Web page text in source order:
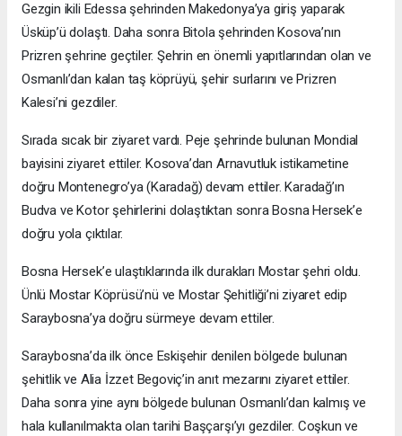
Gezgin ikili Edessa şehrinden Makedonya’ya giriş yaparak
Üsküp’ü dolaştı. Daha sonra Bitola şehrinden Kosova’nın
Prizren şehrine geçtiler. Şehrin en önemli yapıtlarından olan ve
Osmanlı’dan kalan taş köprüyü, şehir surlarını ve Prizren
Kalesi’ni gezdiler.
Sırada sıcak bir ziyaret vardı. Peje şehrinde bulunan Mondial
bayisini ziyaret ettiler. Kosova’dan Arnavutluk istikametine
doğru Montenegro’ya (Karadağ) devam ettiler. Karadağ’ın
Budva ve Kotor şehirlerini dolaştıktan sonra Bosna Hersek’e
doğru yola çıktılar.
Bosna Hersek’e ulaştıklarında ilk durakları Mostar şehri oldu.
Ünlü Mostar Köprüsü’nü ve Mostar Şehitliği’ni ziyaret edip
Saraybosna’ya doğru sürmeye devam ettiler.
Saraybosna’da ilk önce Eskişehir denilen bölgede bulunan
şehitlik ve Alia İzzet Begoviç’in anıt mezarını ziyaret ettiler.
Daha sonra yine aynı bölgede bulunan Osmanlı’dan kalmış ve
hala kullanılmakta olan tarihi Başçarşı’yı gezdiler. Coşkun ve